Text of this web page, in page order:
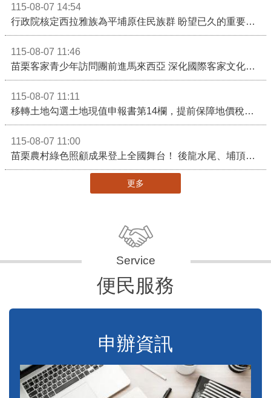
115-08-07 14:54
115-08-07 11:46
115-08-07 11:11
115-08-07 11:00
更多
便民服務
申辦資訊